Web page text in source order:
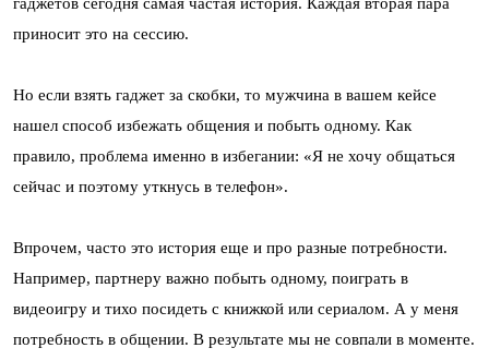
гаджетов сегодня самая частая история. Каждая вторая пара
приносит это на сессию.
Но если взять гаджет за скобки, то мужчина в вашем кейсе
нашел способ избежать общения и побыть одному. Как
правило, проблема именно в избегании: «Я не хочу общаться
сейчас и поэтому уткнусь в телефон».
Впрочем, часто это история еще и про разные потребности.
Например, партнеру важно побыть одному, поиграть в
видеоигру и тихо посидеть с книжкой или сериалом. А у меня
потребность в общении. В результате мы не совпали в моменте.